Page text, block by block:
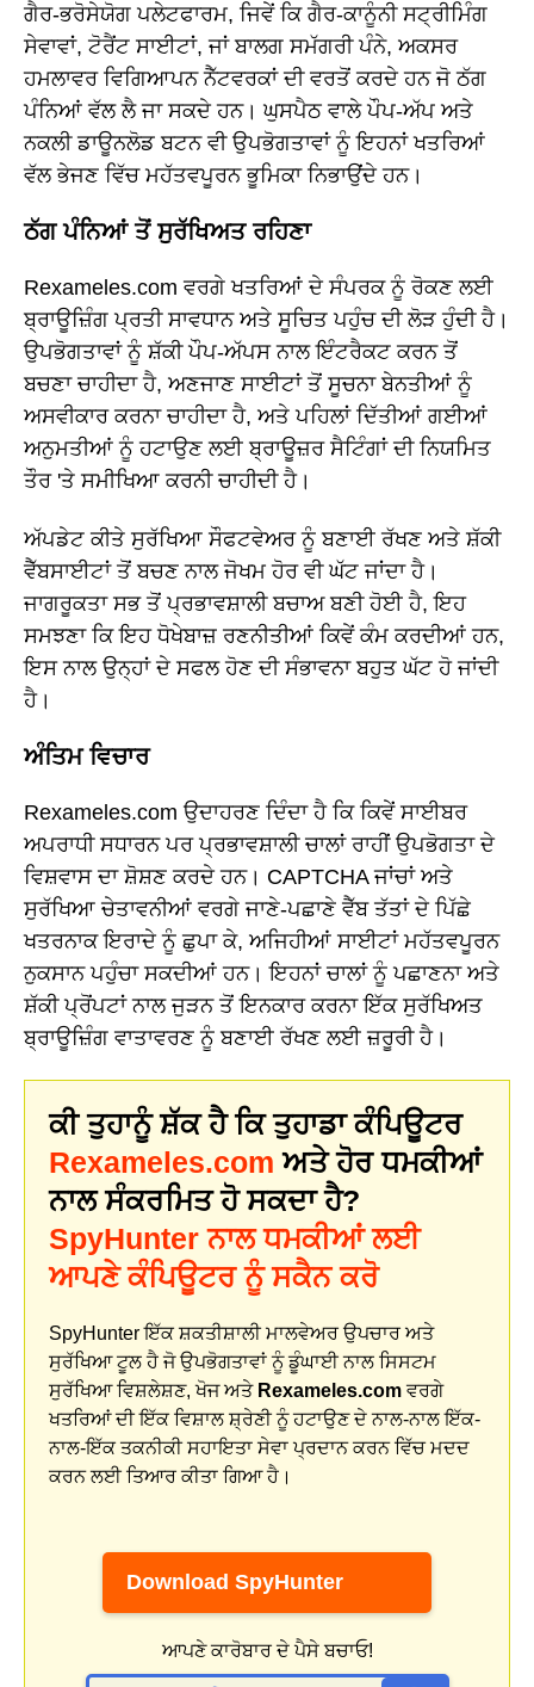
ਗੈਰ-ਭਰੋਸੇਯੋਗ ਪਲੇਟਫਾਰਮ, ਜਿਵੇਂ ਕਿ ਗੈਰ-ਕਾਨੂੰਨੀ ਸਟ੍ਰੀਮਿੰਗ
ਸੇਵਾਵਾਂ, ਟੋਰੈਂਟ ਸਾਈਟਾਂ, ਜਾਂ ਬਾਲਗ ਸਮੱਗਰੀ ਪੰਨੇ, ਅਕਸਰ
ਹਮਲਾਵਰ ਵਿਗਿਆਪਨ ਨੈੱਟਵਰਕਾਂ ਦੀ ਵਰਤੋਂ ਕਰਦੇ ਹਨ ਜੋ ਠੱਗ
ਪੰਨਿਆਂ ਵੱਲ ਲੈ ਜਾ ਸਕਦੇ ਹਨ। ਘੁਸਪੈਠ ਵਾਲੇ ਪੌਪ-ਅੱਪ ਅਤੇ
ਨਕਲੀ ਡਾਊਨਲੋਡ ਬਟਨ ਵੀ ਉਪਭੋਗਤਾਵਾਂ ਨੂੰ ਇਹਨਾਂ ਖਤਰਿਆਂ
ਵੱਲ ਭੇਜਣ ਵਿੱਚ ਮਹੱਤਵਪੂਰਨ ਭੂਮਿਕਾ ਨਿਭਾਉਂਦੇ ਹਨ।
ਠੱਗ ਪੰਨਿਆਂ ਤੋਂ ਸੁਰੱਖਿਅਤ ਰਹਿਣਾ
Rexameles.com ਵਰਗੇ ਖਤਰਿਆਂ ਦੇ ਸੰਪਰਕ ਨੂੰ ਰੋਕਣ ਲਈ
ਬ੍ਰਾਊਜ਼ਿੰਗ ਪ੍ਰਤੀ ਸਾਵਧਾਨ ਅਤੇ ਸੂਚਿਤ ਪਹੁੰਚ ਦੀ ਲੋੜ ਹੁੰਦੀ ਹੈ।
ਉਪਭੋਗਤਾਵਾਂ ਨੂੰ ਸ਼ੱਕੀ ਪੌਪ-ਅੱਪਸ ਨਾਲ ਇੰਟਰੈਕਟ ਕਰਨ ਤੋਂ
ਬਚਣਾ ਚਾਹੀਦਾ ਹੈ, ਅਣਜਾਣ ਸਾਈਟਾਂ ਤੋਂ ਸੂਚਨਾ ਬੇਨਤੀਆਂ ਨੂੰ
ਅਸਵੀਕਾਰ ਕਰਨਾ ਚਾਹੀਦਾ ਹੈ, ਅਤੇ ਪਹਿਲਾਂ ਦਿੱਤੀਆਂ ਗਈਆਂ
ਅਨੁਮਤੀਆਂ ਨੂੰ ਹਟਾਉਣ ਲਈ ਬ੍ਰਾਊਜ਼ਰ ਸੈਟਿੰਗਾਂ ਦੀ ਨਿਯਮਿਤ
ਤੌਰ 'ਤੇ ਸਮੀਖਿਆ ਕਰਨੀ ਚਾਹੀਦੀ ਹੈ।
ਅੱਪਡੇਟ ਕੀਤੇ ਸੁਰੱਖਿਆ ਸੌਫਟਵੇਅਰ ਨੂੰ ਬਣਾਈ ਰੱਖਣ ਅਤੇ ਸ਼ੱਕੀ
ਵੈੱਬਸਾਈਟਾਂ ਤੋਂ ਬਚਣ ਨਾਲ ਜੋਖਮ ਹੋਰ ਵੀ ਘੱਟ ਜਾਂਦਾ ਹੈ।
ਜਾਗਰੂਕਤਾ ਸਭ ਤੋਂ ਪ੍ਰਭਾਵਸ਼ਾਲੀ ਬਚਾਅ ਬਣੀ ਹੋਈ ਹੈ, ਇਹ
ਸਮਝਣਾ ਕਿ ਇਹ ਧੋਖੇਬਾਜ਼ ਰਣਨੀਤੀਆਂ ਕਿਵੇਂ ਕੰਮ ਕਰਦੀਆਂ ਹਨ,
ਇਸ ਨਾਲ ਉਨ੍ਹਾਂ ਦੇ ਸਫਲ ਹੋਣ ਦੀ ਸੰਭਾਵਨਾ ਬਹੁਤ ਘੱਟ ਹੋ ਜਾਂਦੀ
ਹੈ।
ਅੰਤਿਮ ਵਿਚਾਰ
Rexameles.com ਉਦਾਹਰਣ ਦਿੰਦਾ ਹੈ ਕਿ ਕਿਵੇਂ ਸਾਈਬਰ
ਅਪਰਾਧੀ ਸਧਾਰਨ ਪਰ ਪ੍ਰਭਾਵਸ਼ਾਲੀ ਚਾਲਾਂ ਰਾਹੀਂ ਉਪਭੋਗਤਾ ਦੇ
ਵਿਸ਼ਵਾਸ ਦਾ ਸ਼ੋਸ਼ਣ ਕਰਦੇ ਹਨ। CAPTCHA ਜਾਂਚਾਂ ਅਤੇ
ਸੁਰੱਖਿਆ ਚੇਤਾਵਨੀਆਂ ਵਰਗੇ ਜਾਣੇ-ਪਛਾਣੇ ਵੈੱਬ ਤੱਤਾਂ ਦੇ ਪਿੱਛੇ
ਖਤਰਨਾਕ ਇਰਾਦੇ ਨੂੰ ਛੁਪਾ ਕੇ, ਅਜਿਹੀਆਂ ਸਾਈਟਾਂ ਮਹੱਤਵਪੂਰਨ
ਨੁਕਸਾਨ ਪਹੁੰਚਾ ਸਕਦੀਆਂ ਹਨ। ਇਹਨਾਂ ਚਾਲਾਂ ਨੂੰ ਪਛਾਣਨਾ ਅਤੇ
ਸ਼ੱਕੀ ਪ੍ਰੋਂਪਟਾਂ ਨਾਲ ਜੁੜਨ ਤੋਂ ਇਨਕਾਰ ਕਰਨਾ ਇੱਕ ਸੁਰੱਖਿਅਤ
ਬ੍ਰਾਊਜ਼ਿੰਗ ਵਾਤਾਵਰਣ ਨੂੰ ਬਣਾਈ ਰੱਖਣ ਲਈ ਜ਼ਰੂਰੀ ਹੈ।
ਕੀ ਤੁਹਾਨੂੰ ਸ਼ੱਕ ਹੈ ਕਿ ਤੁਹਾਡਾ ਕੰਪਿਊਟਰ
Rexameles.com ਅਤੇ ਹੋਰ ਧਮਕੀਆਂ
ਨਾਲ ਸੰਕਰਮਿਤ ਹੋ ਸਕਦਾ ਹੈ?
SpyHunter ਨਾਲ ਧਮਕੀਆਂ ਲਈ
ਆਪਣੇ ਕੰਪਿਊਟਰ ਨੂੰ ਸਕੈਨ ਕਰੋ
SpyHunter ਇੱਕ ਸ਼ਕਤੀਸ਼ਾਲੀ ਮਾਲਵੇਅਰ ਉਪਚਾਰ ਅਤੇ
ਸੁਰੱਖਿਆ ਟੂਲ ਹੈ ਜੋ ਉਪਭੋਗਤਾਵਾਂ ਨੂੰ ਡੂੰਘਾਈ ਨਾਲ ਸਿਸਟਮ
ਸੁਰੱਖਿਆ ਵਿਸ਼ਲੇਸ਼ਣ, ਖੋਜ ਅਤੇ Rexameles.com ਵਰਗੇ
ਖਤਰਿਆਂ ਦੀ ਇੱਕ ਵਿਸ਼ਾਲ ਸ਼੍ਰੇਣੀ ਨੂੰ ਹਟਾਉਣ ਦੇ ਨਾਲ-ਨਾਲ ਇੱਕ-
ਨਾਲ-ਇੱਕ ਤਕਨੀਕੀ ਸਹਾਇਤਾ ਸੇਵਾ ਪ੍ਰਦਾਨ ਕਰਨ ਵਿੱਚ ਮਦਦ
ਕਰਨ ਲਈ ਤਿਆਰ ਕੀਤਾ ਗਿਆ ਹੈ।
Download SpyHunter
ਆਪਣੇ ਕਾਰੋਬਾਰ ਦੇ ਪੈਸੇ ਬਚਾਓ!